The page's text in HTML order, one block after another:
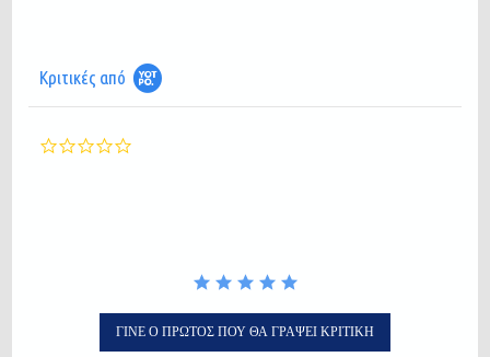
Κριτικές από
ΓΊΝΕ Ο ΠΡΏΤΟΣ ΠΟΥ ΘΑ ΓΡΆΨΕΙ ΚΡΙΤΙΚΉ